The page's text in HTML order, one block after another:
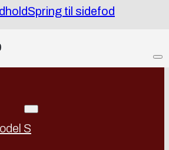
Spring til sidefod
S